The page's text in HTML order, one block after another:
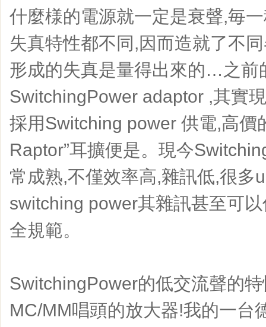
什麼様的電源就一定是衰聲,毎
失真特性都不同,因而造就了不
形成的失真是量得出來的…之前
SwitchingPower adaptor ,其實
採用Switching power 供電,高價
Raptor”耳擴便是。現今
常成熟,不僅效率高,雜訊低,很多
switching power其雜訊甚至可
全規範。
SwitchingPower的低交流聲的
MC/MM唱頭的放大器!我的一台